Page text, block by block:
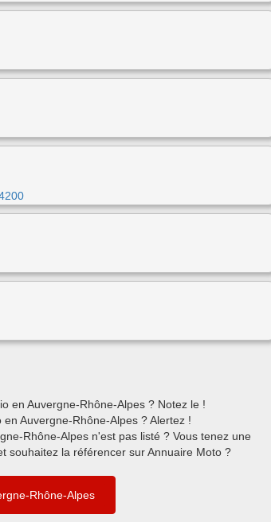
en Auvergne-Rhône-Alpes ? Notez le !
Auvergne-Rhône-Alpes ? Alertez !
Rhône-Alpes n'est pas listé ? Vous tenez une
souhaitez la référencer sur Annuaire Moto ?
Rhône-Alpes